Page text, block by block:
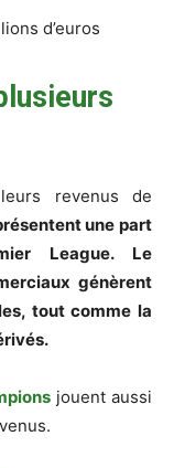
d’euros
revenus de
une part
League. Le
génèrent
tout comme la
jouent aussi